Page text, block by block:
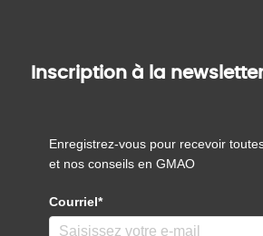
Inscription à la
Enregistrez-vous pour recevoir
et nos conseils en GMAO
Courriel*